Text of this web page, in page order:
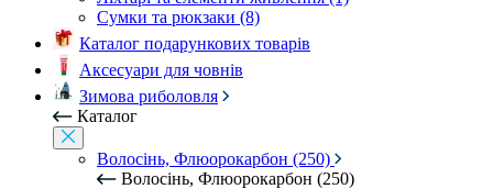
Сумки та рюкзаки (8)
Каталог подарункових товарів
Аксесуари для човнів
Зимова риболовля
Каталог
Волосінь, Флюорокарбон (250)
Волосінь, Флюорокарбон (250)